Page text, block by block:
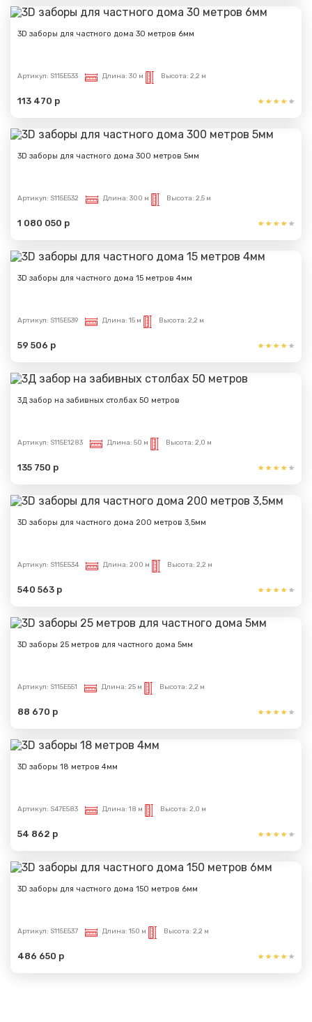
3D заборы для частного дома 30 метров 6мм
Артикул: S115E533 Длина: 30 м Высота: 2,2 м
113 470 р
3D заборы для частного дома 300 метров 5мм
Артикул: S115E532 Длина: 300 м Высота: 2,5 м
1 080 050 р
3D заборы для частного дома 15 метров 4мм
Артикул: S115E539 Длина: 15 м Высота: 2,2 м
59 506 р
3Д забор на забивных столбах 50 метров
Артикул: S115E1283 Длина: 50 м Высота: 2,0 м
135 750 р
3D заборы для частного дома 200 метров 3,5мм
Артикул: S115E534 Длина: 200 м Высота: 2,2 м
540 563 р
3D заборы 25 метров для частного дома 5мм
Артикул: S115E551 Длина: 25 м Высота: 2,2 м
88 670 р
3D заборы 18 метров 4мм
Артикул: S47E583 Длина: 18 м Высота: 2,0 м
54 862 р
3D заборы для частного дома 150 метров 6мм
Артикул: S115E537 Длина: 150 м Высота: 2,2 м
486 650 р